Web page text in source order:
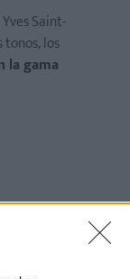
Saint-
tonos, los
la gama